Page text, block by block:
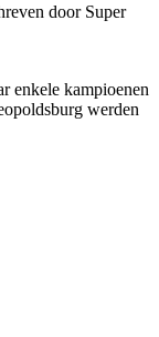
door Super
enkele kampioenen
werden